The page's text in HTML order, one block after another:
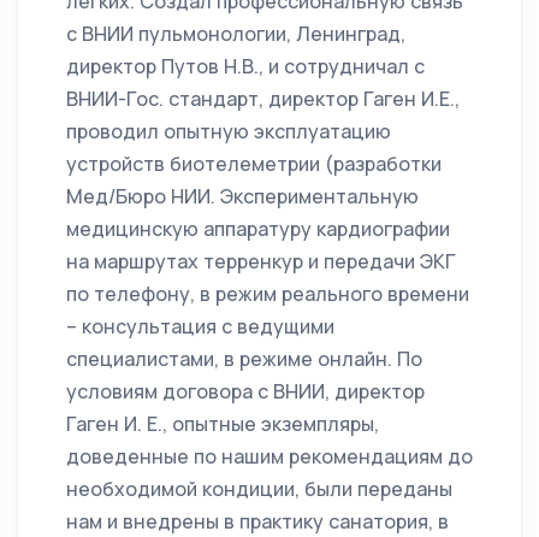
с ВНИИ пульмонологии, Ленинград,
директор Путов Н.В., и сотрудничал с
ВНИИ-Гос. стандарт, директор Гаген И.Е.,
проводил опытную эксплуатацию
устройств биотелеметрии (разработки
Мед/Бюро НИИ. Экспериментальную
медицинскую аппаратуру кардиографии
на маршрутах терренкур и передачи ЭКГ
по телефону, в режим реального времени
– консультация с ведущими
специалистами, в режиме онлайн. По
условиям договора с ВНИИ, директор
Гаген И. Е., опытные экземпляры,
доведенные по нашим рекомендациям до
необходимой кондиции, были переданы
нам и внедрены в практику санатория, в